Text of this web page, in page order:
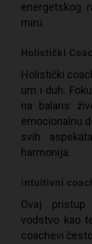
energetskog
miru.
Holistički
Holistički
um i duh.
na balans
emocionalnu
svih
harmonija.
ntuitivni
Ovaj
vodstvo kao
coachevi